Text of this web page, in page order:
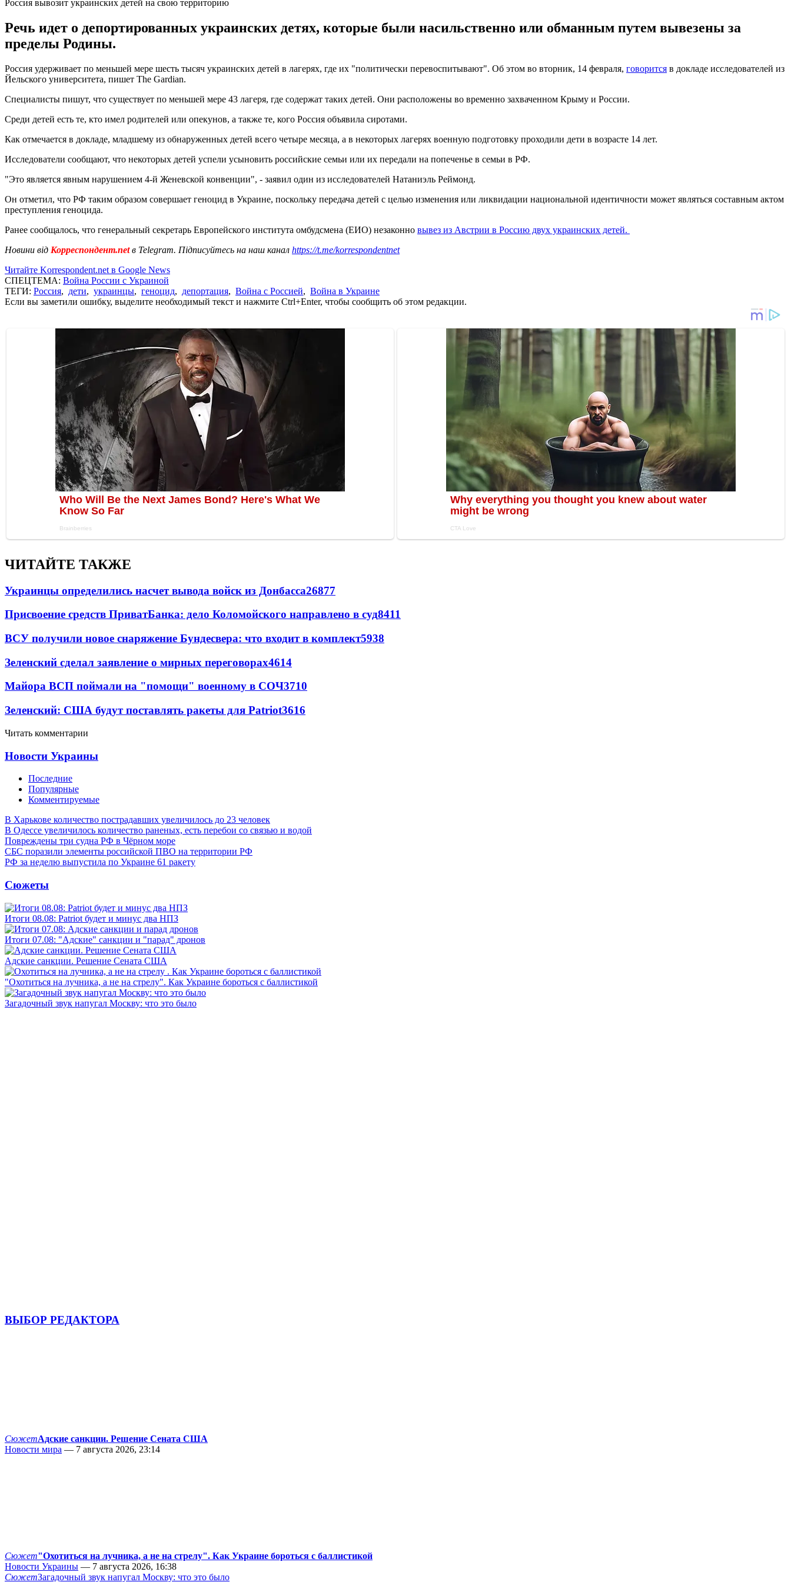
Россия вывозит украинских детей на свою территорию
Речь идет о депортированных украинских детях, которые были насильственно или обманным путем вывезены за
пределы Родины.
Россия удерживает по меньшей мере шесть тысяч украинских детей в лагерях, где их "политически перевоспитывают". Об этом во вторник, 14 февраля, говорится в докладе исследователей из
Йельского университета, пишет The Gardian.
Специалисты пишут, что существует по меньшей мере 43 лагеря, где содержат таких детей. Они расположены во временно захваченном Крыму и России.
Среди детей есть те, кто имел родителей или опекунов, а также те, кого Россия объявила сиротами.
Как отмечается в докладе, младшему из обнаруженных детей всего четыре месяца, а в некоторых лагерях военную подготовку проходили дети в возрасте 14 лет.
Исследователи сообщают, что некоторых детей успели усыновить российские семьи или их передали на попеченье в семьи в РФ.
"Это является явным нарушением 4-й Женевской конвенции", - заявил один из исследователей Натаниэль Реймонд.
Он отметил, что РФ таким образом совершает геноцид в Украине, поскольку передача детей с целью изменения или ликвидации национальной идентичности может являться составным актом
преступления геноцида.
Ранее сообщалось, что генеральный секретарь Европейского института омбудсмена (ЕИО) незаконно вывез из Австрии в Россию двух украинских детей.
Новини від Корреспондент.netв Telegram. Підписуйтесь на наш канал https://t.me/korrespondentnet
Читайте Korrespondent.net в Google News
СПЕЦТЕМА: Война России с Украиной
ТЕГИ: Россия, дети, украинцы, геноцид, депортация, Война с Россией, Война в Украине
Если вы заметили ошибку, выделите необходимый текст и нажмите Ctrl+Enter, чтобы сообщить об этом редакции.
ЧИТАЙТЕ ТАКЖЕ
Украинцы определились насчет вывода войск из Донбасса26877
Присвоение средств ПриватБанка: дело Коломойского направлено в суд8411
ВСУ получили новое снаряжение Бундесвера: что входит в комплект5938
Зеленский сделал заявление о мирных переговорах4614
Майора ВСП поймали на "помощи" военному в СОЧ3710
Зеленский: США будут поставлять ракеты для Patriot3616
Читать комментарии
Новости Украины
Последние
Популярные
Комментируемые
В Харькове количество пострадавших увеличилось до 23 человек
В Одессе увеличилось количество раненых, есть перебои со связью и водой
Повреждены три судна РФ в Чёрном море
СБС поразили элементы российской ПВО на территории РФ
РФ за неделю выпустила по Украине 61 ракету
Сюжеты
Итоги 08.08: Patriot будет и минус два НПЗ
Итоги 07.08: "Адские" санкции и "парад" дронов
Адские санкции. Решение Сената США
"Охотиться на лучника, а не на стрелу". Как Украине бороться с баллистикой
Загадочный звук напугал Москву: что это было
ВЫБОР РЕДАКТОРА
СюжетАдские санкции. Решение Сената США
Новости мира — 7 августа 2026, 23:14
Сюжет"Охотиться на лучника, а не на стрелу". Как Украине бороться с баллистикой
Новости Украины — 7 августа 2026, 16:38
СюжетЗагадочный звук напугал Москву: что это было